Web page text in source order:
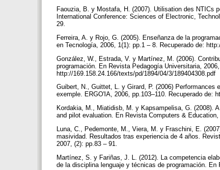
Faouzia, B. y Mostafa, H. (2007). Utilisation des NTICs
International Conference: Sciences of Electronic,
29.
Ferreira, A. y Rojo, G. (2005). Enseñanza de la
en Tecnología, 2006, 1(1): pp.1 – 8. Recuperado de:
González, W., Estrada, V. y Martínez, M. (2006).
programación. En Revista Pedagogía Universitaria,
http://169.158.24.166/texts/pd/1894/04/3/189404308.pdf
Guibert, N., Guittet, L. y Girard, P. (2006) Performances
exemple. ERGO'IA, 2006, pp.103–110. Recuperado
Kordakia, M., Miatidisb, M. y Kapsampelisa, G. (2008).
and pilot evaluation. En Revista Computers &
Luna, C., Pedemonte, M., Viera, M. y Fraschini, E.
masividad. Resultados tras experiencia de 4 años.
2007, (2): pp.83 – 91.
Martínez, S. y Fariñas, J. L. (2012). La competencia
de la disciplina lenguaje y técnicas de programación.